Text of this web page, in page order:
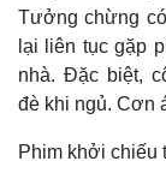
Kinh tế
Khởi nghiệp
Tưởng chừng
lại liên tục gặp
nhà. Đặc biệt,
đè khi ngủ. Cơn
Phim khởi chiếu